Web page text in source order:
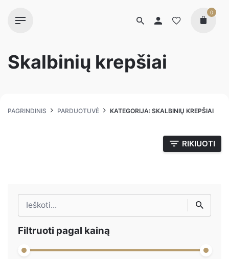
0
Skalbinių krepšiai
PAGRINDINIS PARDUOTUVĖ KATEGORIJA: SKALBINIŲ KREPŠIAI
RIKIUOTI
Ieškoti
Filtruoti pagal kainą